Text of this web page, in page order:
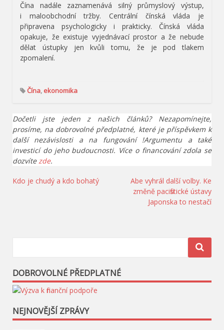
Čína nadále zaznamenává silný průmyslový výstup,
i maloobchodní tržby. Centrální čínská vláda je
připravena psychologicky i prakticky. Čínská vláda
opakuje, že existuje vyjednávací prostor a že nebude
dělat ústupky jen kvůli tomu, že je pod tlakem
zpomalení.
Čína, ekonomika
Dočetli jste jeden z našich článků? Nezapomínejte,
prosíme, na dobrovolné předplatné, které je příspěvkem k
další nezávislosti a na fungování !Argumentu a také
investicí do jeho budoucnosti. Více o financování zdola se
dozvítezde.
Navigace
Kdo je chudý a kdo bohatý
Abe vyhrál další volby. Ke
změně pacifistické ústavy
Japonska to nestačí
DOBROVOLNÉ PŘEDPLATNÉ
NEJNOVĚJŠÍ ZPRÁVY